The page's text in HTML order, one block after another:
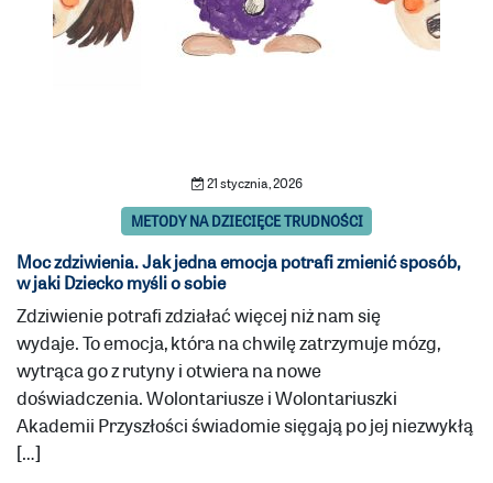
21 stycznia, 2026
METODY NA DZIECIĘCE TRUDNOŚCI
Moc zdziwienia. Jak jedna emocja potrafi zmienić sposób,
w jaki Dziecko myśli o sobie
Zdziwienie potrafi zdziałać więcej niż nam się
wydaje. To emocja, która na chwilę zatrzymuje mózg,
wytrąca go z rutyny i otwiera na nowe
doświadczenia. Wolontariusze i Wolontariuszki
Akademii Przyszłości świadomie sięgają po jej niezwykłą
[…]